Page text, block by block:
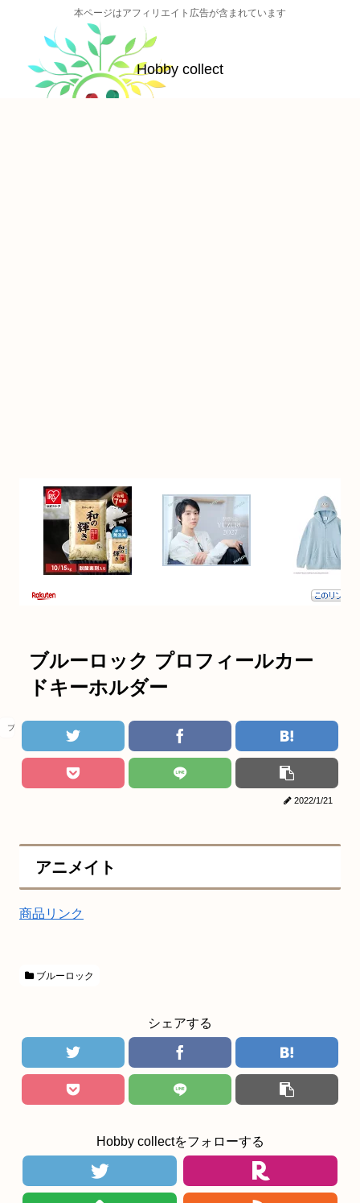
本ページはアフィリエイト広告が含まれています
Hobby collect
ブルーロック プロフィールカー
ドキーホルダー
ブルーロック
2022/1/21
アニメイト
商品リンク
ブルーロック
シェアする
Hobby collectをフォローする